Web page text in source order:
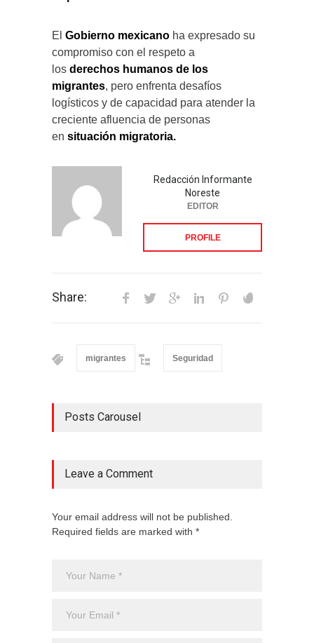
El Gobierno mexicano ha expresado su
compromiso con el respeto a
los derechos humanos de los
migrantes, pero enfrenta desafíos
logísticos y de capacidad para atender la
creciente afluencia de personas
en situación migratoria.
Redacción Informante
Noreste
EDITOR
PROFILE
Share:
migrantes Seguridad
Posts Carousel
Leave a Comment
Your email address will not be published.
Required fields are marked with *